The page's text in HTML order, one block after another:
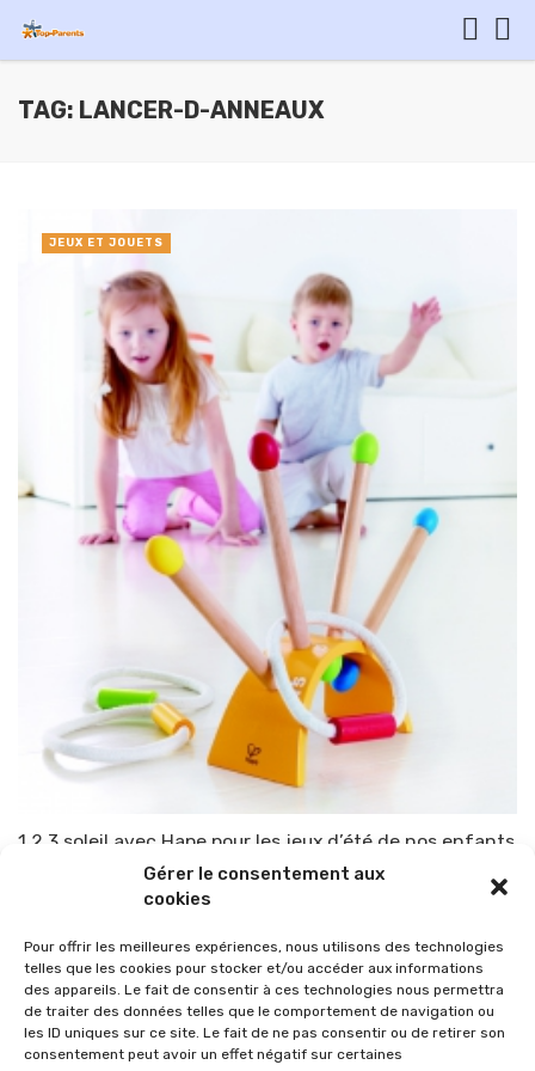
Gérer le consentement aux
cookies
Pour offrir les meilleures expériences, nous utilisons des technologies
telles que les cookies pour stocker et/ou accéder aux informations
des appareils. Le fait de consentir à ces technologies nous permettra
de traiter des données telles que le comportement de navigation ou
les ID uniques sur ce site. Le fait de ne pas consentir ou de retirer son
consentement peut avoir un effet négatif sur certaines
TAG: LANCER-D-ANNEAUX
1,2,3 soleil avec Hape pour les jeux d’été de nos enfants
TOP-PARENTS 28 mai 2015
JEUX ET JOUETS